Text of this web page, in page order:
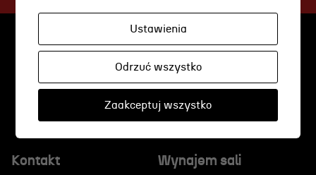
Wynajem scen i spektakli
Spektakle wyjazdowe
Kontakt & Zespół
Edukacja
Kontakt Wynajem sali
Ustawienia
Odrzuć wszystko
Zaakceptuj wszystko